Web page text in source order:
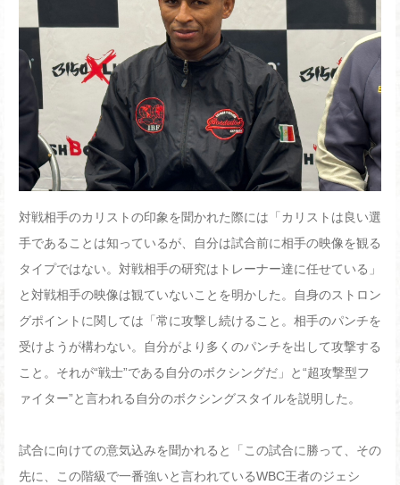
対戦相手のカリストの印象を聞かれた際には「カリストは良い選
手であることは知っているが、自分は試合前に相手の映像を観る
タイプではない。対戦相手の研究はトレーナー達に任せている」
と対戦相手の映像は観ていないことを明かした。自身のストロン
グポイントに関しては「常に攻撃し続けること。相手のパンチを
受けようが構わない。自分がより多くのパンチを出して攻撃する
こと。それが“戦士”である自分のボクシングだ」と“超攻撃型フ
ァイター”と言われる自分のボクシングスタイルを説明した。
試合に向けての意気込みを聞かれると「この試合に勝って、その
先に、この階級で一番強いと言われているWBC王者のジェシ